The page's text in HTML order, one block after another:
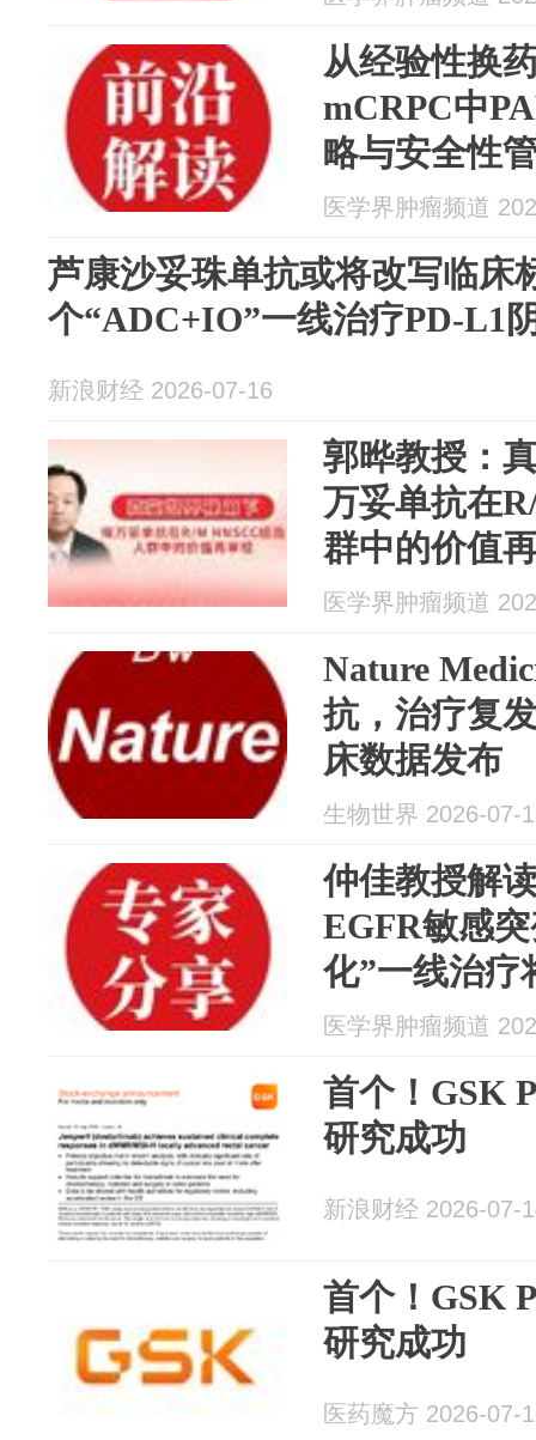
从经验性换
mCRPC中
略与安全性
医学界肿瘤频道
芦康沙妥珠单抗或将改写临床
个“ADC+IO”一线治疗PD-L1
新浪财经 2026-07-16
郭晔教授：
万妥单抗在
群中的价值
医学界肿瘤频道
Nature
抗，治疗复
床数据发布
生物世界 2026-07-
仲佳教授解
EGFR敏感
化”一线治疗
医学界肿瘤频道
首个！GSK
研究成功
新浪财经 2026-07-
首个！GSK
研究成功
医药魔方 2026-07-